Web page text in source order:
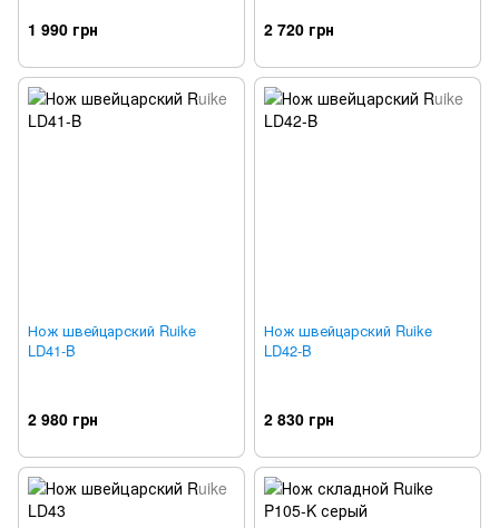
1 990 грн 2 720 грн
Нож швейцарский Ruike
LD41-B
2 980 грн
Нож швейцарский Ruike
LD42-B
2 830 грн